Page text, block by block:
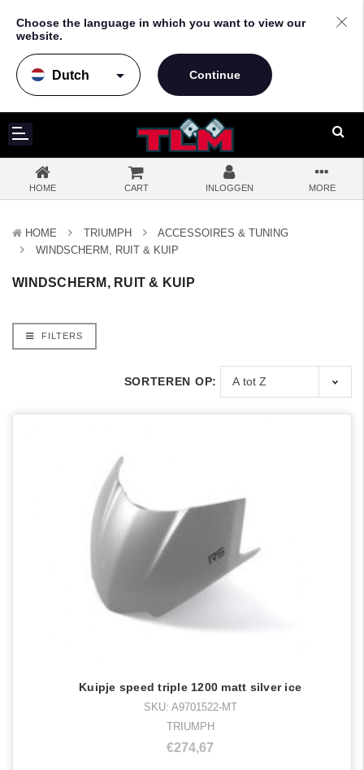
Choose the language in which you want to view our
website.
arrow_drop_down
HOME CART INLOGGEN MORE
HOME TRIUMPH
ACCESSOIRES & TUNING
WINDSCHERM, RUIT & KUIP
WINDSCHERM, RUIT & KUIP
FILTERS
SORTEREN OP:
Kuipje speed triple 1200 matt silver ice
SKU: A9701522-MT
TRIUMPH
€274,67